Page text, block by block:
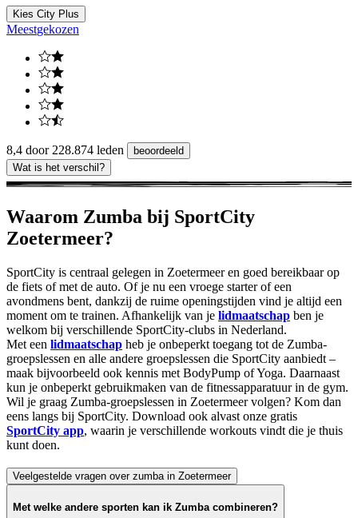
Kies City Plus
Meestgekozen
8,4 door 228.874 leden
beoordeeld
Wat is het verschil?
Waarom Zumba bij SportCity
Zoetermeer?
SportCity is centraal gelegen in Zoetermeer en goed bereikbaar op
de fiets of met de auto. Of je nu een vroege starter of een
avondmens bent, dankzij de ruime openingstijden vind je altijd een
moment om te trainen. Afhankelijk van je lidmaatschap ben je
welkom bij verschillende SportCity-clubs in Nederland.
Met een lidmaatschap heb je onbeperkt toegang tot de Zumba-
groepslessen en alle andere groepslessen die SportCity aanbiedt –
maak bijvoorbeeld ook kennis met BodyPump of Yoga. Daarnaast
kun je onbeperkt gebruikmaken van de fitnessapparatuur in de gym.
Wil je graag Zumba-groepslessen in Zoetermeer volgen? Kom dan
eens langs bij SportCity. Download ook alvast onze gratis
SportCity app, waarin je verschillende workouts vindt die je thuis
kunt doen.
Veelgestelde vragen over zumba in Zoetermeer
Met welke andere sporten kan ik Zumba combineren?